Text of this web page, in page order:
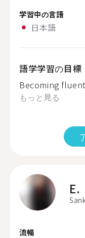
学習中の言語
日本語
語学学習の目標
Becoming
もっと見る
E.
流暢